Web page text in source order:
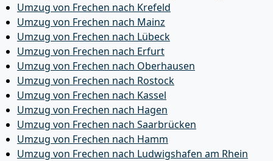
Umzug von Frechen nach Krefeld
Umzug von Frechen nach Mainz
Umzug von Frechen nach Lübeck
Umzug von Frechen nach Erfurt
Umzug von Frechen nach Oberhausen
Umzug von Frechen nach Rostock
Umzug von Frechen nach Kassel
Umzug von Frechen nach Hagen
Umzug von Frechen nach Saarbrücken
Umzug von Frechen nach Hamm
Umzug von Frechen nach Ludwigshafen am Rhein